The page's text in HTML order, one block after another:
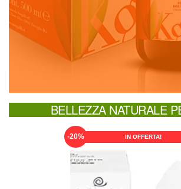
28,00 €.
BELLEZZA NATURALE
IN OFFERTA!
-20%